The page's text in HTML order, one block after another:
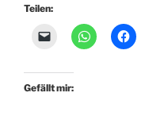
Teilen:
Gefällt mir: